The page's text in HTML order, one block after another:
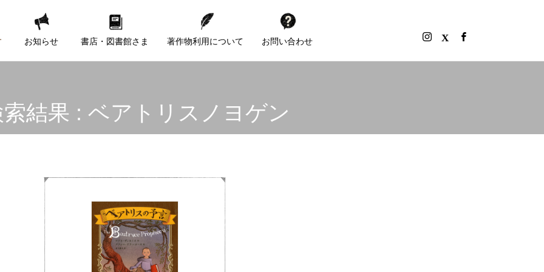
お知らせ 書店・図書館さま 著作物利用について お問い合わせ
結果 : ベアトリスノヨゲン